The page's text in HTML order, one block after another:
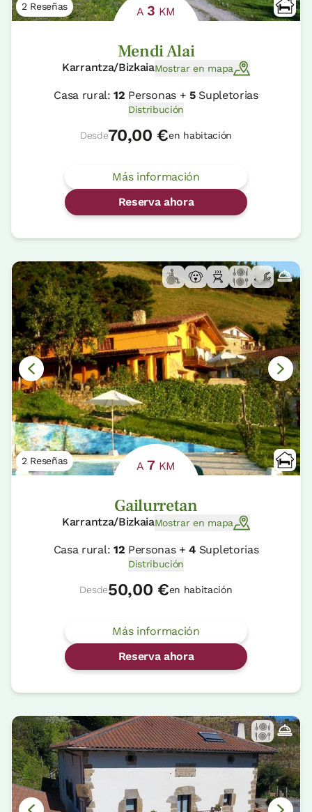
2 Reseñas A 3 KM
Mendi Alai
Karrantza/BizkaiaMostrar en mapa
Casa rural:12 Personas + 5Supletorias
Distribución
Desde70,00 €en habitación
Más información
Reserva ahora
2 Reseñas A7 KM
Gailurretan
Karrantza/BizkaiaMostrar en mapa
Casa rural: 12 Personas +4 Supletorias
Distribución
Desde50,00 €en habitación
Más información
Reserva ahora